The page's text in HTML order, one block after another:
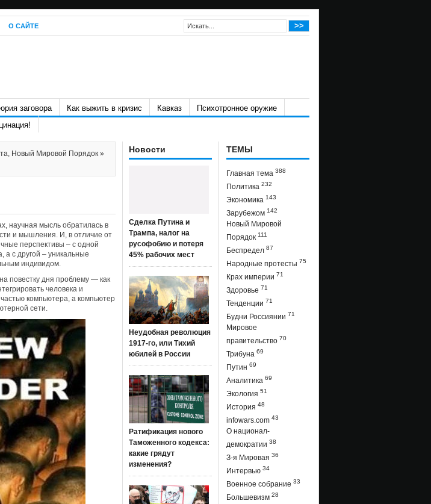
О САЙТЕ
заговора Как выжить в кризис Кавказ
Психотронное оружие
, Новый Мировой Порядок »
научная мысль обратилась в
и мышления. И, в отличие от
перспективы – с одной
а с другой – уникальные
индивидом.
повестку дня проблему — как
человека и
компьютера, а компьютер
сети.
Новости
Сделка Путина и
Трампа, налог на
русофобию и потеря
45% рабочих мест
Неудобная революция
1917-го, или Тихий
юбилей в России
Ратификация нового
Таможенного кодекса:
какие грядут
изменения?
ТЕМЫ
Главная тема 388
Политика 232
Экономика 143
Зарубежом 142
Новый Мировой
Порядок 111
Беспредел 87
Народные протесты 75
Крах империи 71
Здоровье 71
Тенденции 71
Будни Россиянии 71
Мировое
правительство 70
Трибуна 69
Путин 69
Аналитика 69
Экология 51
История 48
infowars.com 43
О национал-
демократии 38
З-я Мировая 36
Интервью 34
Военное собрание 33
Большевизм 28